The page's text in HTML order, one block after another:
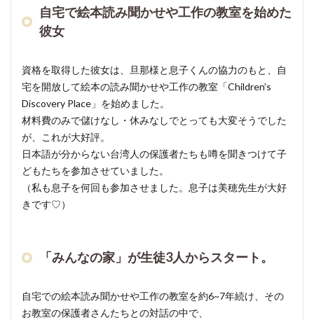
方式
4
歳まで
とした
「育ち
のお時
間（日
本
語）」
5
花育
ット
で開
自宅で絵本読み聞かせや工作の教室を始めた
彼女
資格を取得した彼女は、旦那様と息子くんの協力のもと、自
宅を開放して絵本の読み聞かせや工作の教室「Children’s
Discovery Place」を始めました。
材料費のみで儲けなし・休みなしでとっても大変そうでした
が、これが大好評。
日本語が分からない台湾人の保護者たちも噂を聞きつけて子
どもたちを参加させていました。
（私も息子を何回も参加させました。息子は美穂先生が大好
きです♡）
「みんなの家」が生徒3人からスタート。
自宅での絵本読み聞かせや工作の教室を約6~7年続け、その
お教室の保護者さんたちとの対話の中で、